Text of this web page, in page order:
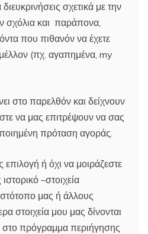
σχετικά με την
σχόλια και παράπονα,
που πιθανόν να έχετε
(πχ. αγαπημένα, my
στο παρελθόν και δείχνουν
να μας επιτρέψουν να σας
πρόταση αγοράς.
επιλογή ή όχι να μοιράζεστε
–στοιχεία
μας ή άλλους
στοιχεία μου μας δίνονται
πρόγραμμα περιήγησης